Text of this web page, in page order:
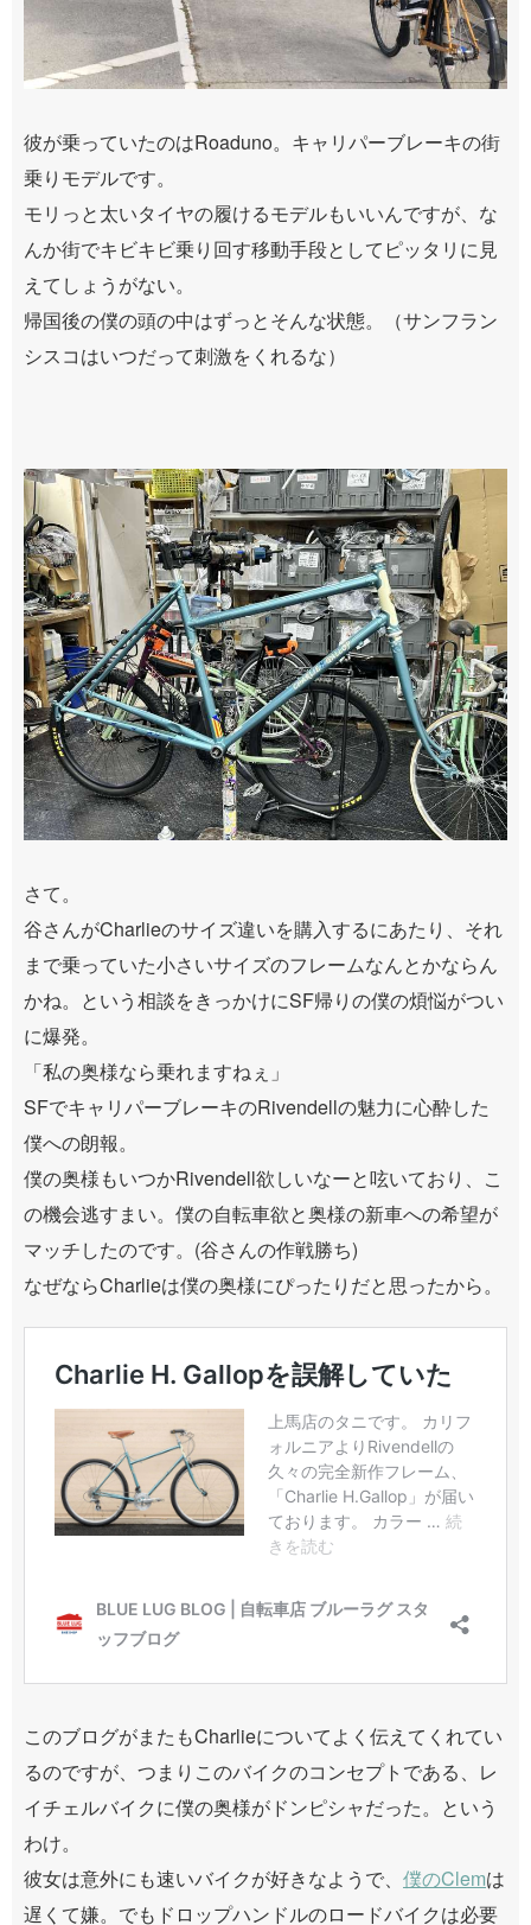
彼が乗っていたのはRoaduno。キャリパーブレーキの街
乗りモデルです。
モリっと太いタイヤの履けるモデルもいいんですが、な
んか街でキビキビ乗り回す移動手段としてピッタリに見
えてしょうがない。
帰国後の僕の頭の中はずっとそんな状態。（サンフラン
シスコはいつだって刺激をくれるな）
さて。
谷さんがCharlieのサイズ違いを購入するにあたり、それ
まで乗っていた小さいサイズのフレームなんとかならん
かね。という相談をきっかけにSF帰りの僕の煩悩がつい
に爆発。
「私の奥様なら乗れますねぇ」
SFでキャリパーブレーキのRivendellの魅力に心酔した
僕への朗報。
僕の奥様もいつかRivendell欲しいなーと呟いており、こ
の機会逃すまい。僕の自転車欲と奥様の新車への希望が
マッチしたのです。(谷さんの作戦勝ち)
なぜならCharlieは僕の奥様にぴったりだと思ったから。
このブログがまたもCharlieについてよく伝えてくれてい
るのですが、つまりこのバイクのコンセプトである、レ
イチェルバイクに僕の奥様がドンピシャだった。という
わけ。
彼女は意外にも速いバイクが好きなようで、 僕のClemは
遅くて嫌。でもドロップハンドルのロードバイクは必要